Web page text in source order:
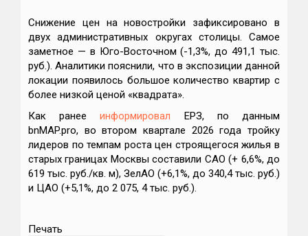
Снижение цен на новостройки зафиксировано в
двух административных округах столицы. Самое
заметное — в Юго-Восточном (-1,3%, до 491,1 тыс.
руб.). Аналитики пояснили, что в экспозиции данной
локации появилось большое количество квартир с
более низкой ценой «квадрата».
Как ранееинформировал ЕРЗ, по данным
bnMAP.pro, во втором квартале 2026 года тройку
лидеров по темпам роста цен строящегося жилья в
старых границах Москвы составили САО (+ 6,6%, до
619 тыс. руб./кв. м), ЗелАО (+6,1%, до 340,4 тыс. руб.)
и ЦАО (+5,1%, до 2 075, 4 тыс. руб.).
Печать